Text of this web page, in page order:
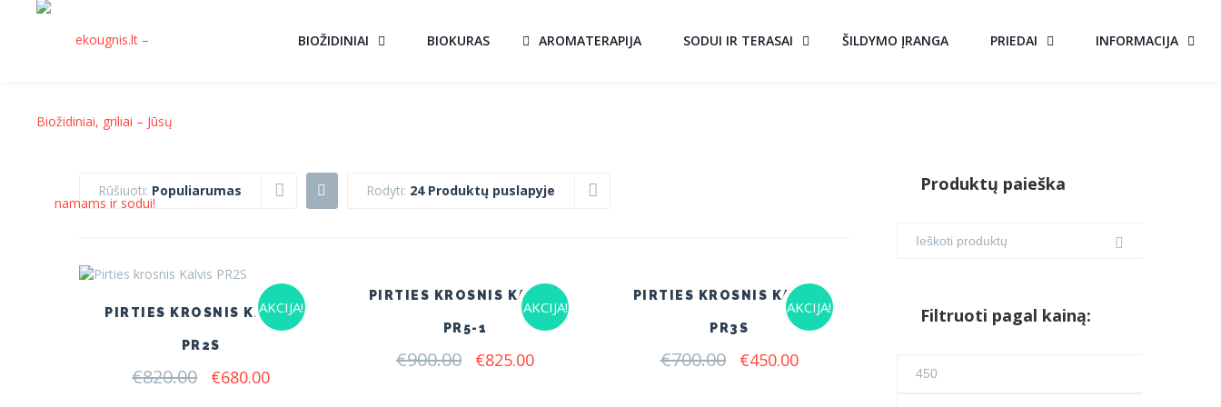
BIOŽIDINIAI BIOKURAS AROMATERAPIJA SODUI IR TERASAI ŠILDYMO ĮRANGA PRIEDAI INFORMACIJA
Rūšiuoti: Populiarumas Rodyti: 24 Produktų puslapyje
AKCIJA!
PIRTIES KROSNIS KALVIS
PR2S
€820.00 Original
€680.00Current
AKCIJA!
PIRTIES KROSNIS KALVIS
PR5-1
€900.00 Original
€825.00Current
AKCIJA!
PIRTIES KROSNIS KALVIS
PR3S
€700.00 Original
€450.00Current
Produktų paieška
Filtruoti pagal kainą: